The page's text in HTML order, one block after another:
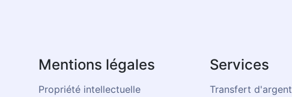
Mentions légales
Propriété intellectuelle
Services
Transfert d'argent